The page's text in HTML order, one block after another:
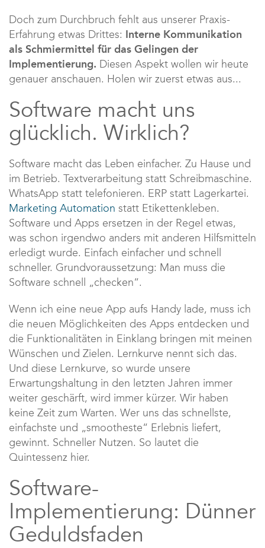
Doch zum Durchbruch fehlt aus unserer Praxis-
Erfahrung etwas Drittes: Interne Kommunikation
als Schmiermittel für das Gelingen der
Implementierung. Diesen Aspekt wollen wir heute
genauer anschauen. Holen wir zuerst etwas aus...
Software macht uns
glücklich. Wirklich?
Software macht das Leben einfacher. Zu Hause und
im Betrieb. Textverarbeitung statt Schreibmaschine.
WhatsApp statt telefonieren. ERP statt Lagerkartei.
Marketing Automation statt Etikettenkleben.
Software und Apps ersetzen in der Regel etwas,
was schon irgendwo anders mit anderen Hilfsmitteln
erledigt wurde. Einfach einfacher und schnell
schneller. Grundvoraussetzung: Man muss die
Software schnell „checken“.
Wenn ich eine neue App aufs Handy lade, muss ich
die neuen Möglichkeiten des Apps entdecken und
die Funktionalitäten in Einklang bringen mit meinen
Wünschen und Zielen. Lernkurve nennt sich das.
Und diese Lernkurve, so wurde unsere
Erwartungshaltung in den letzten Jahren immer
weiter geschärft, wird immer kürzer. Wir haben
keine Zeit zum Warten. Wer uns das schnellste,
einfachste und „smootheste“ Erlebnis liefert,
gewinnt. Schneller Nutzen. So lautet die
Quintessenz hier.
Software-
Implementierung: Dünner
Geduldsfaden